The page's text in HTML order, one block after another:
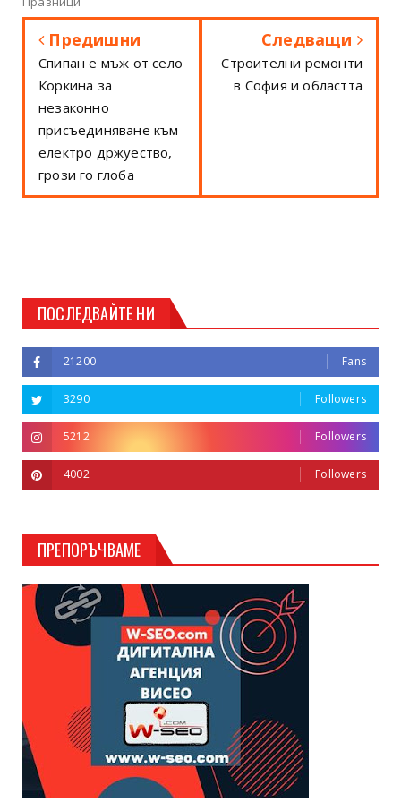
Предишни
Спипан е мъж от село
Коркина за
незаконно
присъединяване към
електро држуество,
грози го глоба
Следващи
Строителни ремонти
в София и областта
ПОСЛЕДВАЙТЕ НИ
21200 Fans
3290 Followers
5212 Followers
4002 Followers
ПРЕПОРЪЧВАМЕ